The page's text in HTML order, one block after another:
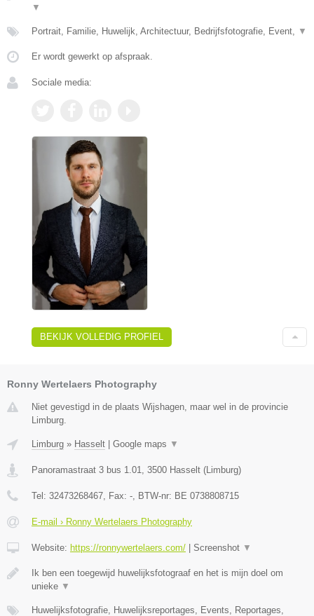
▼
Portrait, Familie, Huwelijk, Architectuur, Bedrijfsfotografie, Event, ▼
Er wordt gewerkt op afspraak.
Sociale media:
BEKIJK VOLLEDIG PROFIEL
Ronny Wertelaers Photography
Niet gevestigd in de plaats Wijshagen, maar wel in de provincie
Limburg.
Limburg » Hasselt Google maps ▼
Panoramastraat 3 bus 1.01 3500 Hasselt ( Limburg)
Tel: 32473268467 , Fax: - , BTW-nr: BE 0738808715
E-mail › Ronny Wertelaers Photography
Website: https://ronnywertelaers.com/ Screenshot ▼
Ik ben een toegewijd huwelijksfotograaf en het is mijn doel om
unieke ▼
Huwelijksfotografie, Huwelijksreportages, Events, Reportages,